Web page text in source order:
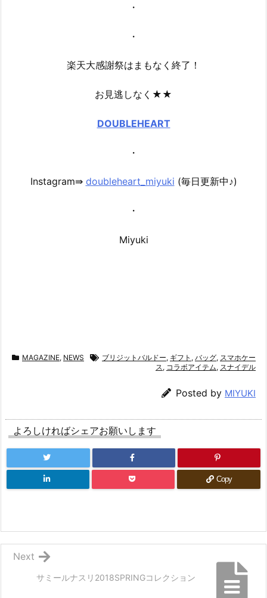
・
・
楽天大感謝祭はまもなく終了！
お見逃しなく★★
DOUBLEHEART
・
Instagram⇛ doubleheart_miyuki (毎日更新中♪)
・
Miyuki
MAGAZINE, NEWS ブリジットバルドー, ギフト , バッグ, スマホケー
ス, コラボアイテム, スナイデル
Posted by MIYUKI
よろしければシェアお願いします
Copy
サミールナスリ2018SPRINGコレクション
Next